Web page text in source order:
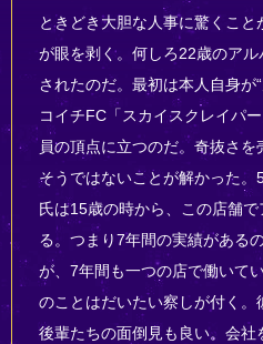
ときどき大胆な人事に驚くこ
が眼を剥く。何しろ22歳のア
されたのだ。最初は本人自身が
コイチFC「スカイスクレイパ
員の頂点に立つのだ。奇抜さを
そうではないことが解かった
氏は15歳の時から、この店舗
る。つまり7年間の実績がある
が、7年間も一つの店で働いて
のことはだいたい察しが付く。
後輩たちの面倒見も良い。会